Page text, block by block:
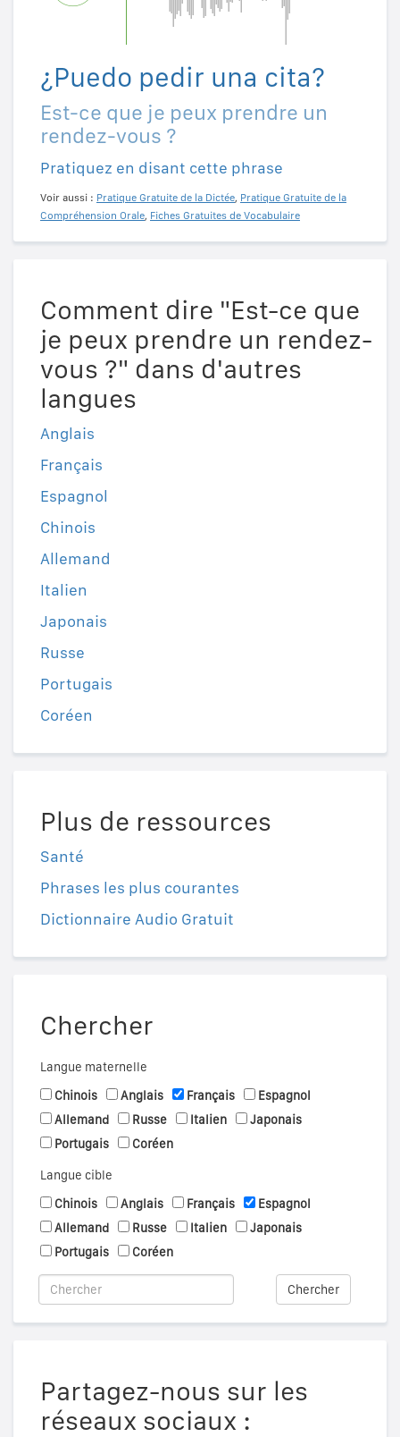
¿Puedo pedir una cita?
Est-ce que je peux prendre un
rendez-vous ?
Pratiquez en disant cette phrase
Voir aussi : Pratique Gratuite de la Dictée, Pratique Gratuite de la
Compréhension Orale, Fiches Gratuites de Vocabulaire
Comment dire "Est-ce que
je peux prendre un rendez-
vous ?" dans d'autres
langues
Anglais
Français
Espagnol
Chinois
Allemand
Italien
Japonais
Russe
Portugais
Coréen
Plus de ressources
Santé
Phrases les plus courantes
Dictionnaire Audio Gratuit
Chercher
Langue maternelle
Chinois
Anglais Français
Espagnol
Allemand
Russe Italien
Japonais
Portugais
Coréen
Langue cible
Chinois
Anglais Français
Espagnol
Allemand
Russe Italien
Japonais
Portugais
Coréen
Chercher
Partagez-nous sur les
réseaux sociaux :